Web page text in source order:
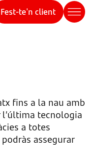
Fest-te'n client
fins a la nau amb
tecnologia
a totes
assegurar